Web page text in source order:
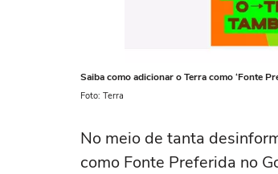
Saiba como adicionar o Terra como ‘Fonte
Foto: Terra
No meio de tanta
como Fonte Preferida no